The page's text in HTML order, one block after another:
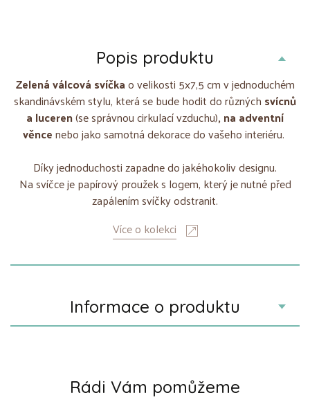
Popis produktu
Zelená válcová svíčkao velikosti 5x7,5 cm v jednoduchém
skandinávském stylu, která se bude hodit do různých svícnů
a luceren(se správnou cirkulací vzduchu), na adventní
věncenebo jako samotná dekorace do vašeho interiéru.
Díky jednoduchosti zapadne do jakéhokoliv designu.
Na svíčce je papírový proužek s logem, který je nutné před
zapálením svíčky odstranit.
Více o kolekci
Informace o produktu
Rádi Vám pomůžeme